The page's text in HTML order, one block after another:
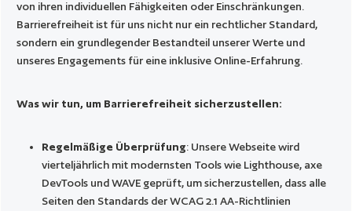
von ihren individuellen Fähigkeiten oder Einschränkungen.
Barrierefreiheit ist für uns nicht nur ein rechtlicher Standard,
sondern ein grundlegender Bestandteil unserer Werte und
unseres Engagements für eine inklusive Online-Erfahrung.
Was wir tun, um Barrierefreiheit sicherzustellen:
Regelmäßige Überprüfung: Unsere Webseite wird
vierteljährlich mit modernsten Tools wie Lighthouse, axe
DevTools und WAVE geprüft, um sicherzustellen, dass alle
Seiten den Standards der WCAG 2.1 AA-Richtlinien